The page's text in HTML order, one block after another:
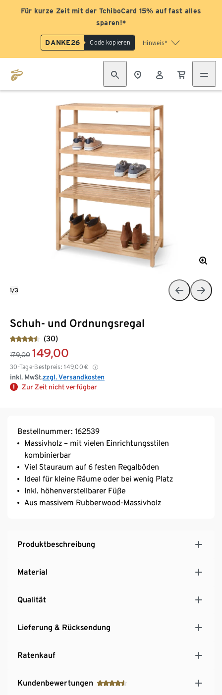
Für kurze Zeit mit der TchiboCard 15% auf fast alles
sparen!*
DANKE26 Code kopieren Hinweis*
Schuh- und Ordnungsregal
(30)
179,00 149,00
30-Tage-Bestpreis: 149,00 €
inkl. MwSt.zzgl. Versandkosten
Zur Zeit nicht verfügbar
1/3
Bestellnummer: 162539
Massivholz – mit vielen Einrichtungsstilen
kombinierbar
Viel Stauraum auf 6 festen Regalböden
Ideal für kleine Räume oder bei wenig Platz
Inkl. höhenverstellbarer Füße
Aus massivem Rubberwood-Massivholz
Produktbeschreibung
Material
Qualität
Lieferung & Rücksendung
Ratenkauf
Kundenbewertungen